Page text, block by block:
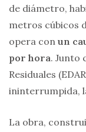
de diámetro,
metros cúbicos
opera con un
por hora. Junto
Residuales
ininterrumpida,
La obra,